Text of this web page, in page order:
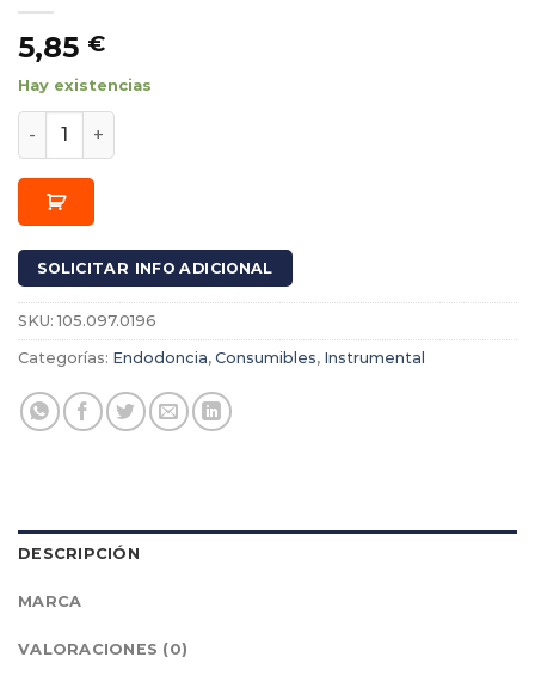
5,85 €
Hay existencias
Esparcidor o Condensador Lateral 3 (0800-3) cantidad
SOLICITAR INFO ADICIONAL
SKU:105.097.0196
Categorías: Endodoncia, Consumibles, Instrumental
DESCRIPCIÓN
MARCA
VALORACIONES (0)